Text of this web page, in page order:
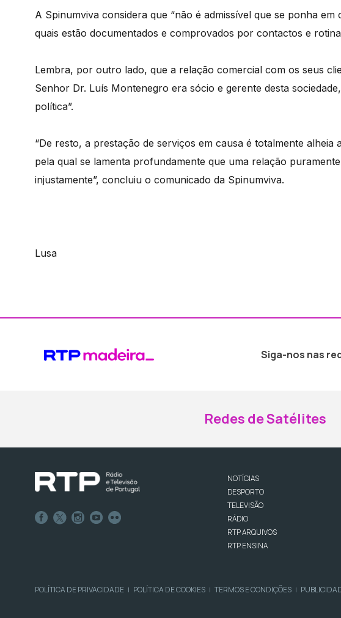
A Spinumviva considera que “não é admissível que se ponha
quais estão documentados e comprovados por contactos e
Lembra, por outro lado, que a relação comercial com os seus
Senhor Dr. Luís Montenegro era sócio e gerente desta
política”.
“De resto, a prestação de serviços em causa é totalmente
pela qual se lamenta profundamente que uma relação
injustamente”, concluiu o comunicado da Spinumviva.
Lusa
Siga-nos nas
Redes de Satélites
NOTÍCIAS
DESPORTO
TELEVISÃO
RÁDIO
RTP ARQUIVOS
RTP ENSINA
POLÍTICA DE PRIVACIDADE | POLÍTICA DE COOKIES | TERMOS E CONDIÇÕES |